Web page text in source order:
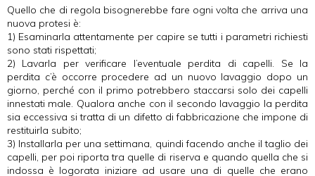
Quello che di regola bisognerebbe fare ogni volta che arriva una
nuova protesi è:
1) Esaminarla attentamente per capire se tutti i parametri richiesti
sono stati rispettati;
2) Lavarla per verificare l’eventuale perdita di capelli. Se la
perdita c’è occorre procedere ad un nuovo lavaggio dopo un
giorno, perché con il primo potrebbero staccarsi solo dei capelli
innestati male. Qualora anche con il secondo lavaggio la perdita
sia eccessiva si tratta di un difetto di fabbricazione che impone di
restituirla subito;
3) Installarla per una settimana, quindi facendo anche il taglio dei
capelli, per poi riporta tra quelle di riserva e quando quella che si
indossa è logorata iniziare ad usare una di quelle che erano